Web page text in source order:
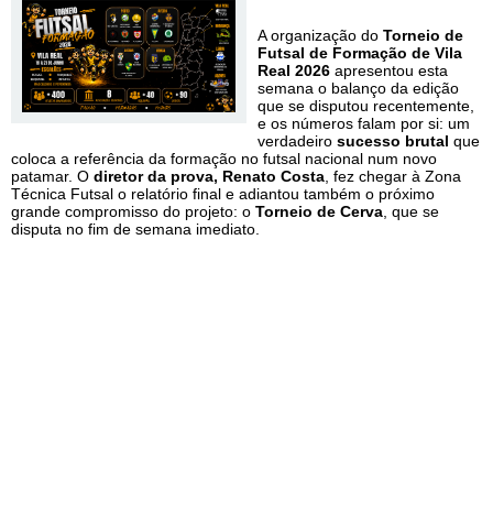
A organização do Torneio de
Futsal de Formação de Vila
Real 2026 apresentou esta
semana o balanço da edição
que se disputou recentemente,
e os números falam por si: um
verdadeiro sucesso brutal que
coloca a referência da formação no futsal nacional num novo
patamar. O diretor da prova, Renato Costa , fez chegar à Zona
Técnica Futsal o relatório final e adiantou também o próximo
grande compromisso do projeto: o Torneio de Cerva , que se
disputa no fim de semana imediato.